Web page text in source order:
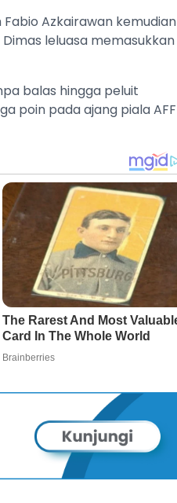
Azkairawan kemudian
leluasa memasukkan
balas hingga peluit
poin pada ajang piala AFF